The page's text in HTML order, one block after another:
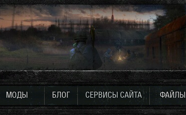
МОДЫ БЛОГ СЕРВИСЫ САЙТА ФАЙЛЫ